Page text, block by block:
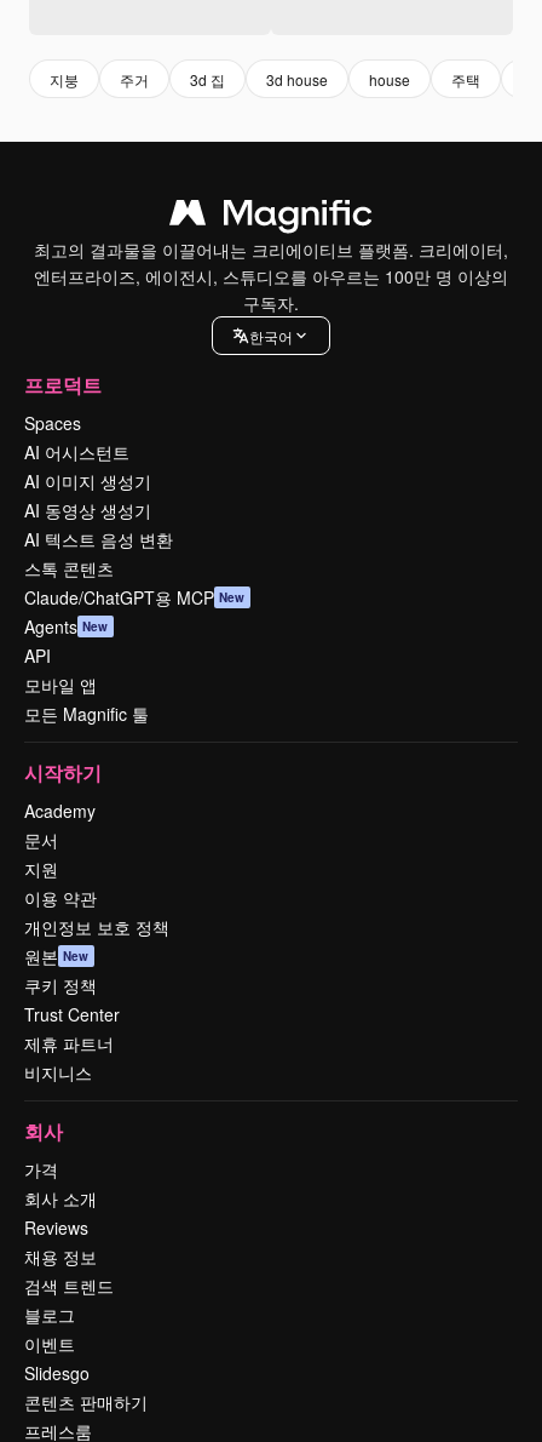
지붕 주거 3d 집 3d house house 주택
최고의 결과물을 이끌어내는 크리에이티브 플랫폼. 크리에이터,
엔터프라이즈, 에이전시, 스튜디오를 아우르는 100만 명 이상의
구독자.
한국어
프로덕트
Spaces
AI 어시스턴트
AI 이미지 생성기
AI 동영상 생성기
AI 텍스트 음성 변환
스톡 콘텐츠
Claude/ChatGPT용 MCP New
Agents New
API
모바일 앱
모든 Magnific 툴
시작하기
Academy
문서
지원
이용 약관
개인정보 보호 정책
원본 New
쿠키 정책
Trust Center
제휴 파트너
비지니스
회사
가격
회사 소개
Reviews
채용 정보
검색 트렌드
블로그
이벤트
Slidesgo
콘텐츠 판매하기
프레스룸